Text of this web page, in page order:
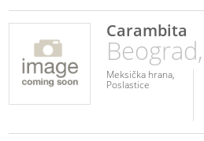
Italijanska hrana
Srpska hrana
Palačinke
Carambita
Beograd,
Meksička hrana
Poslastice